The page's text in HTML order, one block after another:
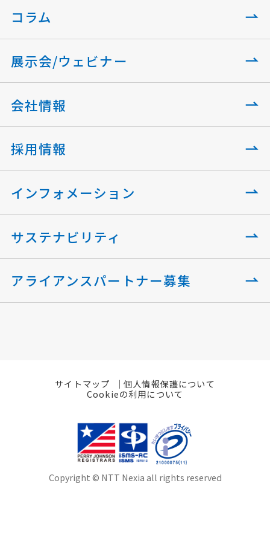
コラム
展示会/ウェビナー
会社情報
採用情報
インフォメーション
サステナビリティ
アライアンスパートナー募集
サイトマップ
個人情報保護について
Cookieの利用について
Copyright © NTT Nexia all rights reserved